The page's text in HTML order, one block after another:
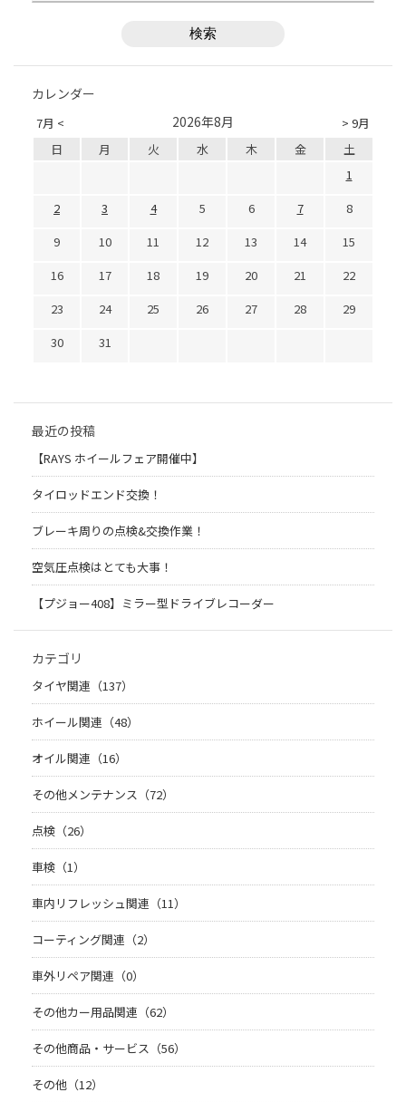
カレンダー
7月 < > 9月
2026年8月
日 月 火 水 木 金
土
1
2
3 4 5 6 7
8
9
10 11 12 13 14
15
16
17 18 19 20 21
22
23
24 25 26 27 28
29
30
31
最近の投稿
【RAYS ホイールフェア開催中】
タイロッドエンド交換！
ブレーキ周りの点検&交換作業！
空気圧点検はとても大事！
【プジョー408】ミラー型ドライブレコーダー
カテゴリ
タイヤ関連（137）
ホイール関連（48）
オイル関連（16）
その他メンテナンス（72）
点検（26）
車検（1）
車内リフレッシュ関連（11）
コーティング関連（2）
車外リペア関連（0）
その他カー用品関連（62）
その他商品・サービス（56）
その他（12）